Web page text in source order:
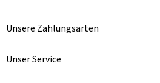
Unsere Zahlungsarten
Unser Service